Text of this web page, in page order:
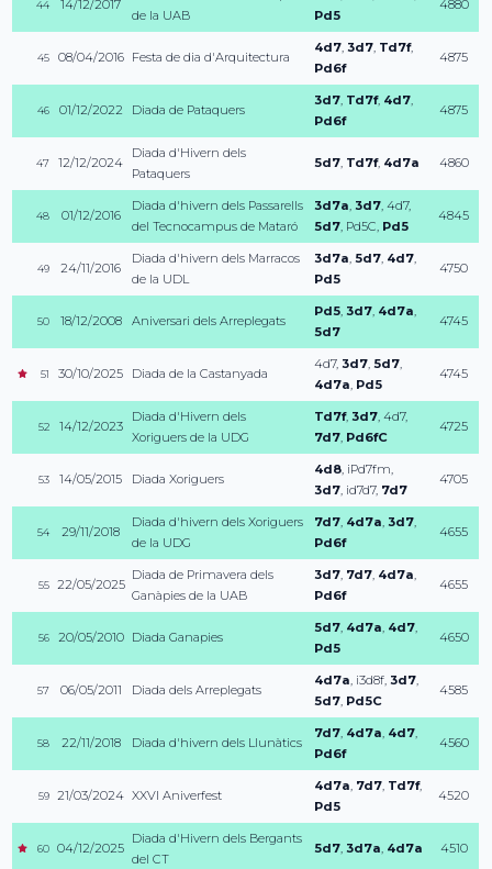
44 14/12/2017
de la UAB
Pd5
4880
45 08/04/2016 Festa de dia d'Arquitectura
4d7,3d7, Td7f,
Pd6f
4875
46 01/12/2022 Diada de Pataquers
3d7, Td7f, 4d7,
Pd6f
4875
47 12/12/2024
Diada d'Hivern dels
Pataquers
5d7, Td7f, 4d7a 4860
48 01/12/2016
Diada d'hivern dels Passarells
del Tecnocampus de Mataró
3d7a,3d7,4d7,
5d7, Pd5C, Pd5
4845
49 24/11/2016
Diada d'hivern dels Marracos
de la UDL
3d7a,5d7, 4d7,
Pd5
4750
50 18/12/2008 Aniversari dels Arreplegats
Pd5,3d7, 4d7a,
5d7
4745
51 30/10/2025 Diada de la Castanyada
4d7,3d7,5d7,
4d7a, Pd5
4745
52 14/12/2023
Diada d'Hivern dels
Xoriguers de la UDG
Td7f,3d7,4d7,
7d7, Pd6fC
4725
53 14/05/2015 Diada Xoriguers
4d8, iPd7fm,
3d7, id7d7, 7d7
4705
54 29/11/2018
Diada d'hivern dels Xoriguers
de la UDG
7d7, 4d7a,3d7,
Pd6f
4655
55 22/05/2025
Diada de Primavera dels
Ganàpies de la UAB
3d7, 7d7, 4d7a,
Pd6f
4655
56 20/05/2010 Diada Ganapies
5d7, 4d7a, 4d7,
Pd5
4650
57 06/05/2011 Diada dels Arreplegats
4d7a, i3d8f,3d7,
5d7, Pd5C
4585
58 22/11/2018 Diada d'hivern dels Llunàtics
7d7, 4d7a, 4d7,
Pd6f
4560
59 21/03/2024 XXVI Aniverfest
4d7a, 7d7, Td7f,
Pd5
4520
60 04/12/2025
Diada d'Hivern dels Bergants
del CT
5d7,3d7a, 4d7a 4510